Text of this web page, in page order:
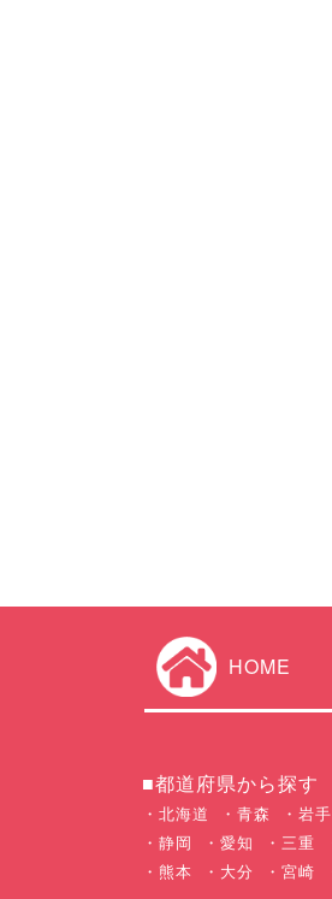
HOME
■都道府県から探す
北海道 青森 岩手
静岡
愛知 三重
熊本
大分 宮崎